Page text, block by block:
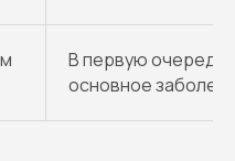
В первую
основное